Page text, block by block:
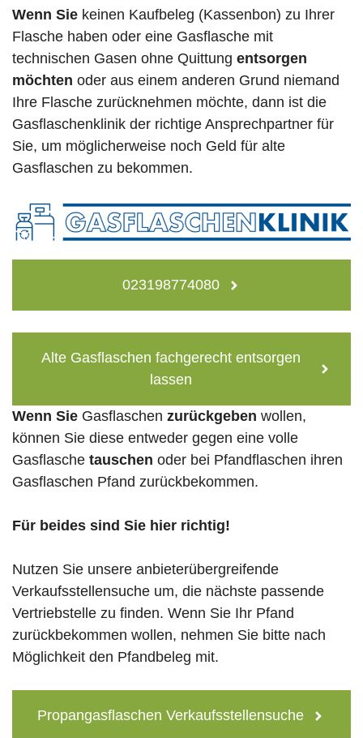
Wenn Sie keinen Kaufbeleg (Kassenbon) zu Ihrer
Flasche haben oder eine Gasflasche mit
technischen Gasen ohne Quittung entsorgen
möchten oder aus einem anderen Grund niemand
Ihre Flasche zurücknehmen möchte, dann ist die
Gasflaschenklinik der richtige Ansprechpartner für
Sie, um möglicherweise noch Geld für alte
Gasflaschen zu bekommen.
023198774080
Alte Gasflaschen fachgerecht entsorgen
lassen
Wenn Sie Gasflaschen zurückgeben wollen,
können Sie diese entweder gegen eine volle
Gasflasche tauschen oder bei Pfandflaschen ihren
Gasflaschen Pfand zurückbekommen.
Für beides sind Sie hier richtig!
Nutzen Sie unsere anbieterübergreifende
Verkaufsstellensuche um, die nächste passende
Vertriebstelle zu finden. Wenn Sie Ihr Pfand
zurückbekommen wollen, nehmen Sie bitte nach
Möglichkeit den Pfandbeleg mit.
Propangasflaschen Verkaufsstellensuche